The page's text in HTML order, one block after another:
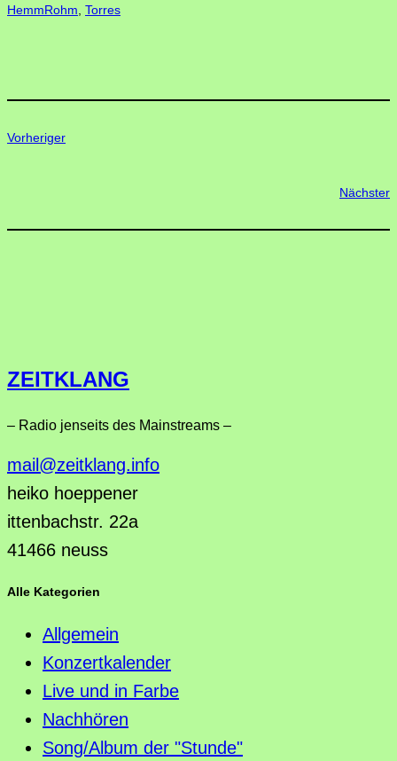
HemmRohm Torres
Vorheriger
Nächster
ZEITKLANG
– Radio jenseits des Mainstreams –
mail@zeitklang.info
heiko hoeppener
ittenbachstr. 22a
41466 neuss
Alle Kategorien
Allgemein
Konzertkalender
Live und in Farbe
Nachhören
Song/Album der "Stunde"